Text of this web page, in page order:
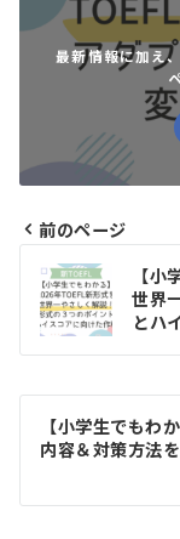
最新情報に加え
投
稿
ナ
ビ
ー
シ
前のページ
【
世界
とハ
【小学生でもわ
内容＆対策方法